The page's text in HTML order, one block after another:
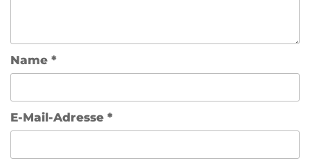
Name *
E-Mail-Adresse *